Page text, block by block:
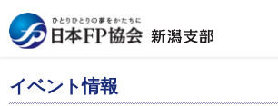
イベント情報